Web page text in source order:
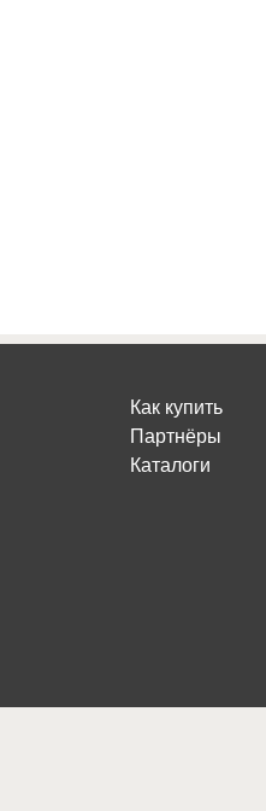
Как купить
Партнёры
Каталоги